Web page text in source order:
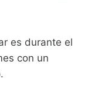
es durante el
con un